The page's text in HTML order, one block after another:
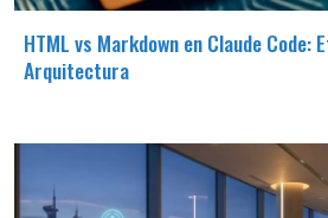
HTML vs Markdown en Claude Code:
Arquitectura